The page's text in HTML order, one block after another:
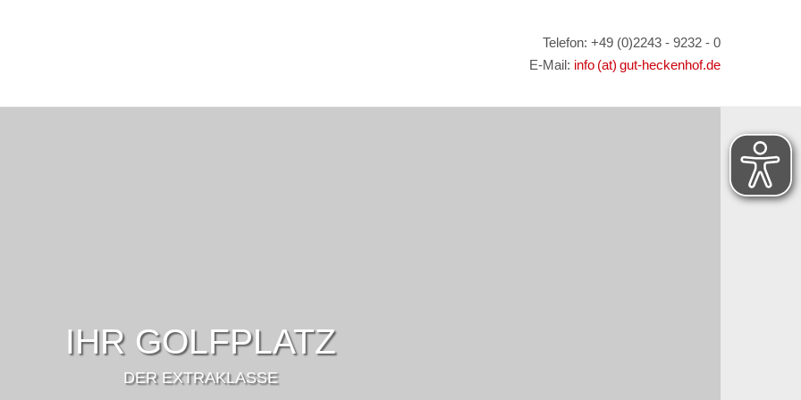
Telefon: +49 (0)2243 - 9232 - 0
E-Mail: info (at) gut-heckenhof.de
IHR GOLFPLATZ
DER EXTRAKLASSE